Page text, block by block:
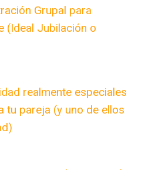
Grupal para
(Ideal Jubilación o
realmente especiales
tu pareja (y uno de ellos